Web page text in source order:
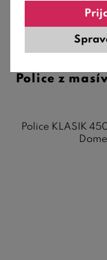
Police z
Police KLASIK